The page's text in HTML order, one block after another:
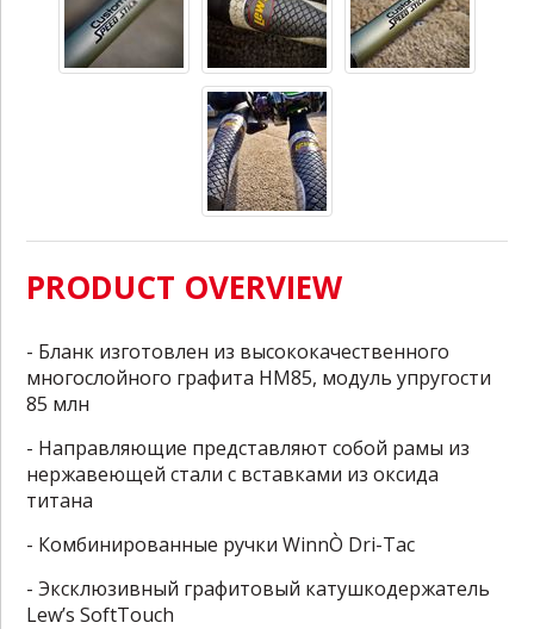
PRODUCT OVERVIEW
- Бланк изготовлен из высококачественного
многослойного графита HM85, модуль упругости
85 млн
- Направляющие представляют собой рамы из
нержавеющей стали с вставками из оксида
титана
- Комбинированные ручкиWinnÒ Dri-Tac
- Эксклюзивный графитовый катушкодержатель
Lew’s SoftTouch